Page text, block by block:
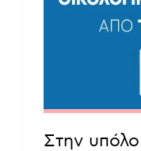
Στην